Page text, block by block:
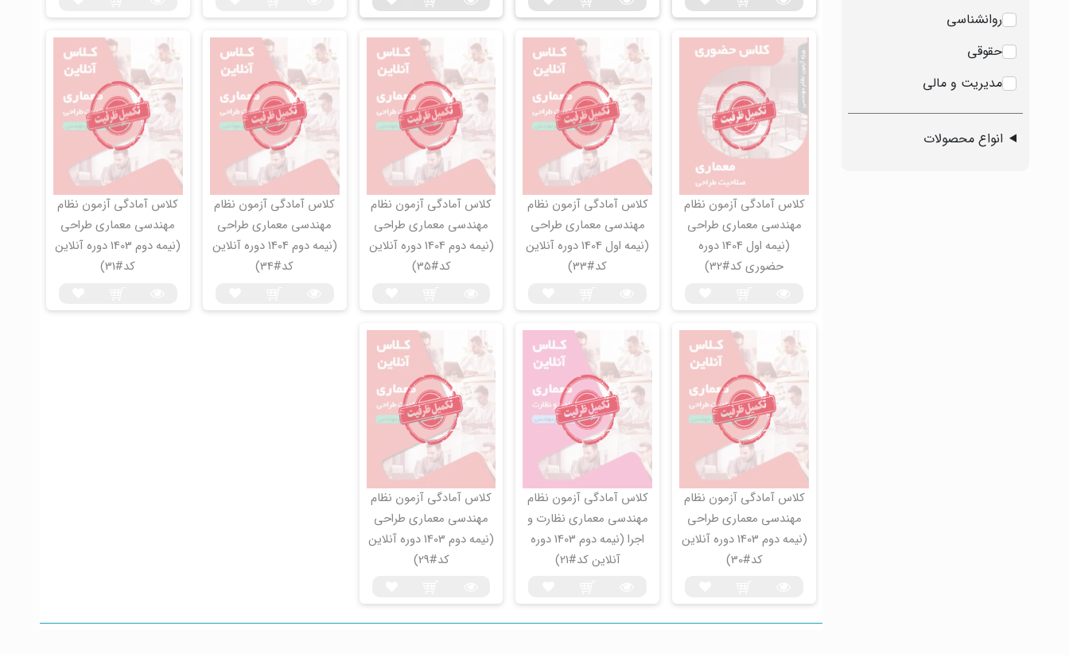
روانشناسی
حقوقی
مدیریت و مالی
انواع محصولات
کلاس آمادگی آزمون نظام
مهندسی معماری طراحی
(نیمه اول 1404 دوره
حضوری کد#32)
کلاس آمادگی آزمون نظام
مهندسی معماری طراحی
(نیمه اول 1404 دوره آنلاین
کد#33)
کلاس آمادگی آزمون نظام
مهندسی معماری طراحی
(نیمه دوم 1404 دوره آنلاین
کد#35)
کلاس آمادگی آزمون نظام
مهندسی معماری طراحی
(نیمه دوم 1404 دوره آنلاین
کد#34)
کلاس آمادگی آزمون نظام
مهندسی معماری طراحی
(نیمه دوم 1403 دوره آنلاین
کد#31)
کلاس آمادگی آزمون نظام
مهندسی معماری طراحی
(نیمه دوم 1403 دوره آنلاین
کد#30)
کلاس آمادگی آزمون نظام
مهندسی معماری نظارت و
اجرا (نیمه دوم 1403 دوره
آنلاین کد#21)
کلاس آمادگی آزمون نظام
مهندسی معماری طراحی
(نیمه دوم 1403 دوره آنلاین
کد#29)